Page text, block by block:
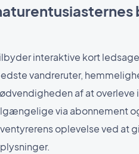
interaktive kort
vandreruter,
af at overleve
via abonnement
oplevelse ved at